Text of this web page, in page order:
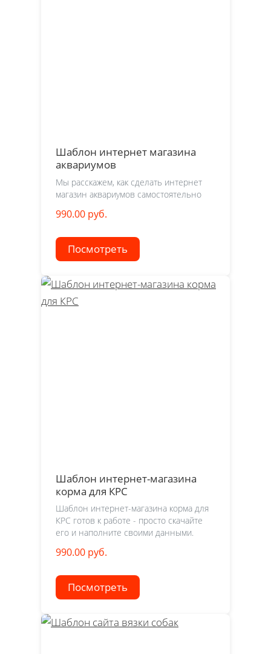
Шаблон интернет магазина
аквариумов
Мы расскажем, как сделать интернет
магазин аквариумов самостоятельно
990.00 руб.
Посмотреть
Шаблон интернет-магазина
корма для КРС
Шаблон интернет-магазина корма для
КРС готов к работе - просто скачайте
его и наполните своими данными.
990.00 руб.
Посмотреть